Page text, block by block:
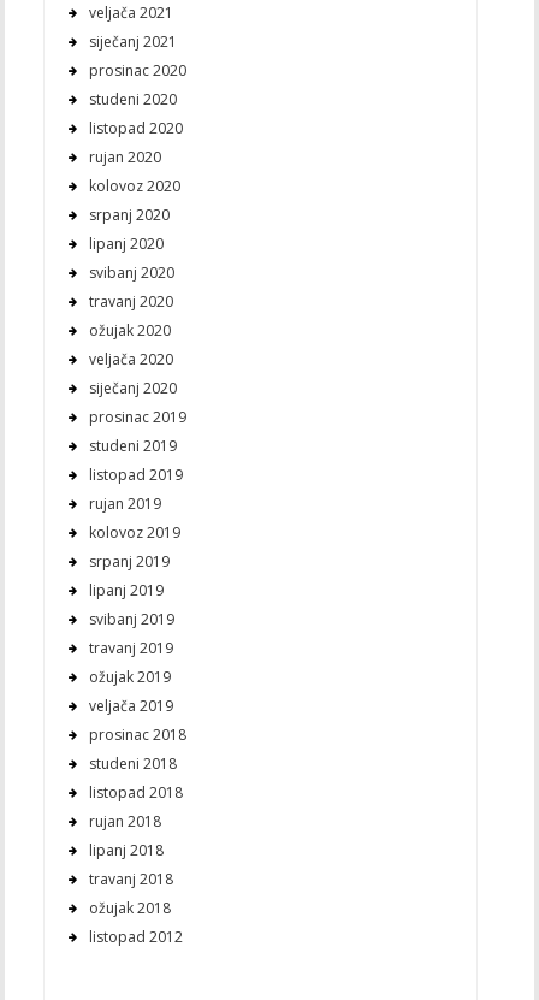
veljača 2021
siječanj 2021
prosinac 2020
studeni 2020
listopad 2020
rujan 2020
kolovoz 2020
srpanj 2020
lipanj 2020
svibanj 2020
travanj 2020
ožujak 2020
veljača 2020
siječanj 2020
prosinac 2019
studeni 2019
listopad 2019
rujan 2019
kolovoz 2019
srpanj 2019
lipanj 2019
svibanj 2019
travanj 2019
ožujak 2019
veljača 2019
prosinac 2018
studeni 2018
listopad 2018
rujan 2018
lipanj 2018
travanj 2018
ožujak 2018
listopad 2012